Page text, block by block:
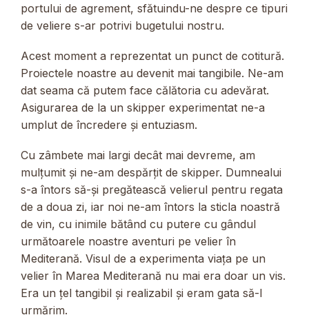
portului de agrement, sfătuindu-ne despre ce tipuri
de veliere s-ar potrivi bugetului nostru.
Acest moment a reprezentat un punct de cotitură.
Proiectele noastre au devenit mai tangibile. Ne-am
dat seama că putem face călătoria cu adevărat.
Asigurarea de la un skipper experimentat ne-a
umplut de încredere și entuziasm.
Cu zâmbete mai largi decât mai devreme, am
mulțumit și ne-am despărțit de skipper. Dumnealui
s-a întors să-și pregătească velierul pentru regata
de a doua zi, iar noi ne-am întors la sticla noastră
de vin, cu inimile bătând cu putere cu gândul
următoarele noastre aventuri pe velier în
Mediterană. Visul de a experimenta viața pe un
velier în Marea Mediterană nu mai era doar un vis.
Era un țel tangibil și realizabil și eram gata să-l
urmărim.